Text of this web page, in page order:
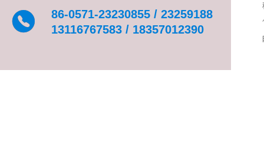
86-0571-23230855 / 23259188
13116767583 / 18357012390